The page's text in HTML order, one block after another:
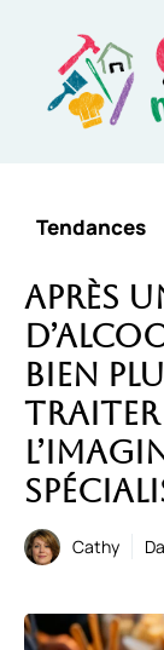
contenu
Tendances
Après
bien
traiter
Cathy